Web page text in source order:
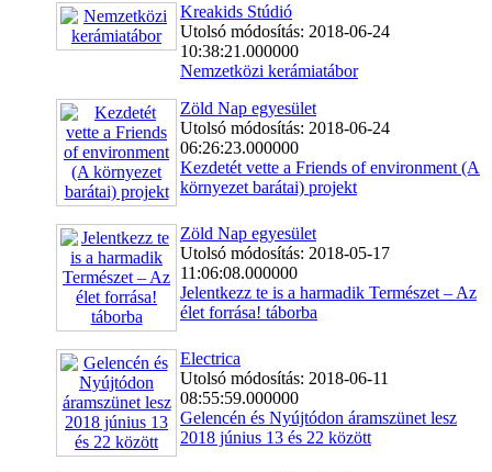
Kreakids Stúdió
Utolsó módosítás: 2018-06-24
10:38:21.000000
Nemzetközi kerámiatábor
Zöld Nap egyesület
Utolsó módosítás: 2018-06-24
06:26:23.000000
Kezdetét vette a Friends of environment (A
környezet barátai) projekt
Zöld Nap egyesület
Utolsó módosítás: 2018-05-17
11:06:08.000000
Jelentkezz te is a harmadik Természet – Az
élet forrása! táborba
Electrica
Utolsó módosítás: 2018-06-11
08:55:59.000000
Gelencén és Nyújtódon áramszünet lesz
2018 június 13 és 22 között